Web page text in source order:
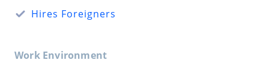
Hires Foreigners
Work Environment